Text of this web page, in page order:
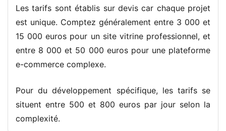
Les tarifs sont établis sur devis car chaque projet
est unique. Comptez généralement entre 3 000 et
15 000 euros pour un site vitrine professionnel, et
entre 8 000 et 50 000 euros pour une plateforme
e-commerce complexe.
Pour du développement spécifique, les tarifs se
situent entre 500 et 800 euros par jour selon la
complexité.